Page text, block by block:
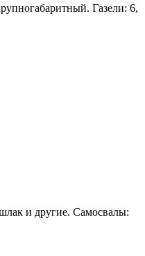
Газели: 6,
и другие. Самосвалы: